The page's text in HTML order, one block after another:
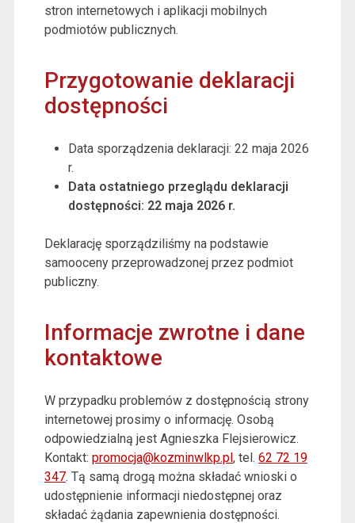
stron internetowych i aplikacji mobilnych
podmiotów publicznych.
Przygotowanie deklaracji
dostępności
Data sporządzenia deklaracji: 22 maja 2026
r.
Data ostatniego przeglądu deklaracji
dostępności: 22 maja 2026 r.
Deklarację sporządziliśmy na podstawie
samooceny przeprowadzonej przez podmiot
publiczny.
Informacje zwrotne i dane
kontaktowe
W przypadku problemów z dostępnością strony
internetowej prosimy o informację. Osobą
odpowiedzialną jest Agnieszka Flejsierowicz.
Kontakt: promocja@kozminwlkp.pl, tel. 62 72 19
347. Tą samą drogą można składać wnioski o
udostępnienie informacji niedostępnej oraz
składać żądania zapewnienia dostępności.